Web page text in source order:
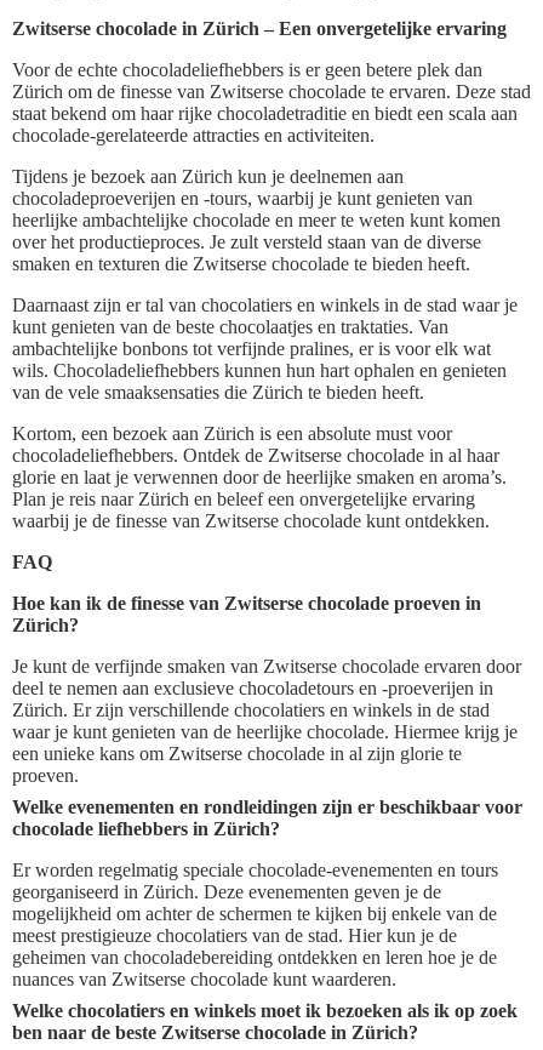
Zwitserse chocolade in Zürich – Een onvergetelijke ervaring
Voor de echte chocoladeliefhebbers is er geen betere plek dan
Zürich om de finesse van Zwitserse chocolade te ervaren. Deze stad
staat bekend om haar rijke chocoladetraditie en biedt een scala aan
chocolade-gerelateerde attracties en activiteiten.
Tijdens je bezoek aan Zürich kun je deelnemen aan
chocoladeproeverijen en -tours, waarbij je kunt genieten van
heerlijke ambachtelijke chocolade en meer te weten kunt komen
over het productieproces. Je zult versteld staan van de diverse
smaken en texturen die Zwitserse chocolade te bieden heeft.
Daarnaast zijn er tal van chocolatiers en winkels in de stad waar je
kunt genieten van de beste chocolaatjes en traktaties. Van
ambachtelijke bonbons tot verfijnde pralines, er is voor elk wat
wils. Chocoladeliefhebbers kunnen hun hart ophalen en genieten
van de vele smaaksensaties die Zürich te bieden heeft.
Kortom, een bezoek aan Zürich is een absolute must voor
chocoladeliefhebbers. Ontdek de Zwitserse chocolade in al haar
glorie en laat je verwennen door de heerlijke smaken en aroma’s.
Plan je reis naar Zürich en beleef een onvergetelijke ervaring
waarbij je de finesse van Zwitserse chocolade kunt ontdekken.
FAQ
Hoe kan ik de finesse van Zwitserse chocolade proeven in
Zürich?
Je kunt de verfijnde smaken van Zwitserse chocolade ervaren door
deel te nemen aan exclusieve chocoladetours en -proeverijen in
Zürich. Er zijn verschillende chocolatiers en winkels in de stad
waar je kunt genieten van de heerlijke chocolade. Hiermee krijg je
een unieke kans om Zwitserse chocolade in al zijn glorie te
proeven.
Welke evenementen en rondleidingen zijn er beschikbaar voor
chocolade liefhebbers in Zürich?
Er worden regelmatig speciale chocolade-evenementen en tours
georganiseerd in Zürich. Deze evenementen geven je de
mogelijkheid om achter de schermen te kijken bij enkele van de
meest prestigieuze chocolatiers van de stad. Hier kun je de
geheimen van chocoladebereiding ontdekken en leren hoe je de
nuances van Zwitserse chocolade kunt waarderen.
Welke chocolatiers en winkels moet ik bezoeken als ik op zoek
ben naar de beste Zwitserse chocolade in Zürich?